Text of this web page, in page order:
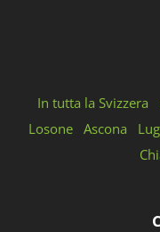
In tutta la Svizzera
Losone Ascona